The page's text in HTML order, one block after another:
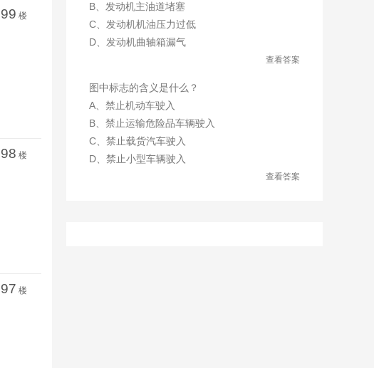
楼
楼
楼
B、发动机主油道堵塞
C、发动机机油压力过低
D、发动机曲轴箱漏气
查看答案
图中标志的含义是什么？
A、禁止机动车驶入
B、禁止运输危险品车辆驶入
C、禁止载货汽车驶入
D、禁止小型车辆驶入
查看答案